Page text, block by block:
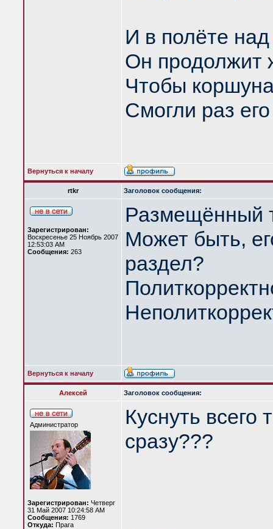
И в полёте
Он продолжит
Чтобы
Смогли раз его
Вернуться к началу
rtkr Заголовок сообщения:
Зарегистрирован:
Воскресенье 25 Ноябрь 2007
12:53:03 AM
Сообщения: 263
Размещённый
Может быть,
раздел?
Вернуться к началу
Алексей Заголовок сообщения:
Администратор
Зарегистрирован: Четверг
31 Май 2007 10:24:58 AM
Сообщения: 1769
Откуда: Прага
Куснуть всего
сразу???